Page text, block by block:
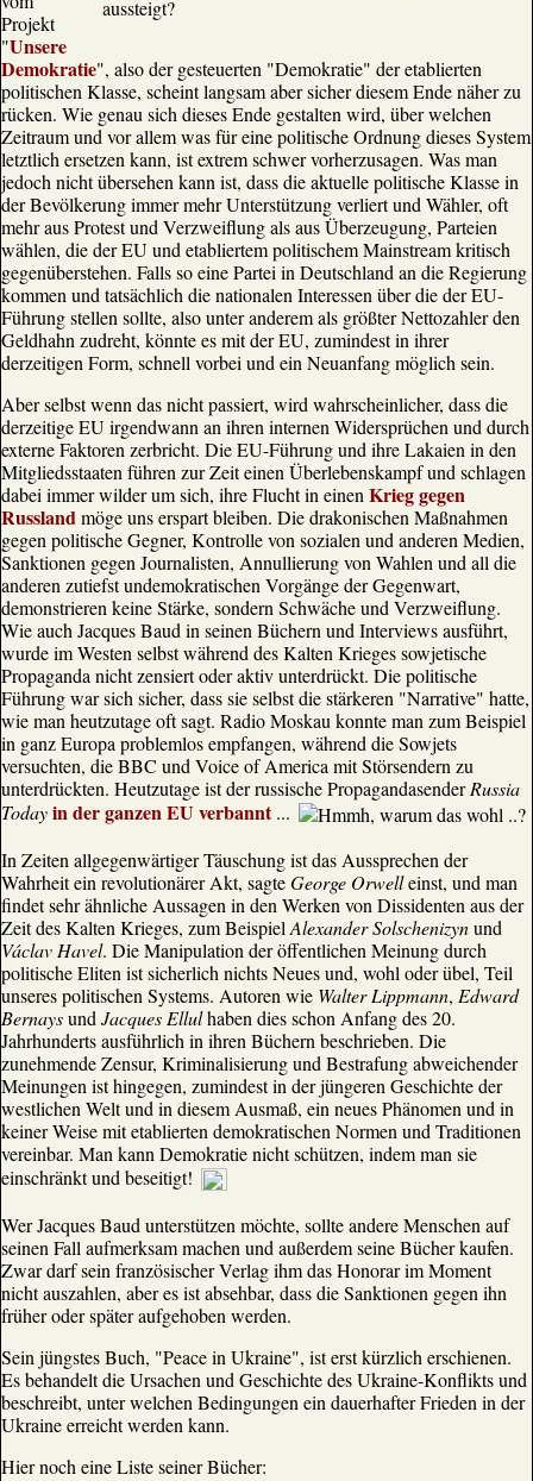
Projekt
"Unsere
Demokratie", also der gesteuerten "Demokratie" der etablierten
politischen Klasse, scheint langsam aber sicher diesem Ende näher zu
rücken. Wie genau sich dieses Ende gestalten wird, über welchen
Zeitraum und vor allem was für eine politische Ordnung dieses System
letztlich ersetzen kann, ist extrem schwer vorherzusagen. Was man
jedoch nicht übersehen kann ist, dass die aktuelle politische Klasse in
der Bevölkerung immer mehr Unterstützung verliert und Wähler, oft
mehr aus Protest und Verzweiflung als aus Überzeugung, Parteien
wählen, die der EU und etabliertem politischem Mainstream kritisch
gegenüberstehen. Falls so eine Partei in Deutschland an die Regierung
kommen und tatsächlich die nationalen Interessen über die der EU-
Führung stellen sollte, also unter anderem als größter Nettozahler den
Geldhahn zudreht, könnte es mit der EU, zumindest in ihrer
derzeitigen Form, schnell vorbei und ein Neuanfang möglich sein.
Aber selbst wenn das nicht passiert, wird wahrscheinlicher, dass die
derzeitige EU irgendwann an ihren internen Widersprüchen und durch
externe Faktoren zerbricht. Die EU-Führung und ihre Lakaien in den
Mitgliedsstaaten führen zur Zeit einen Überlebenskampf und schlagen
dabei immer wilder um sich, ihre Flucht in einen Krieg gegen
Russlandmöge uns erspart bleiben. Die drakonischen Maßnahmen
gegen politische Gegner, Kontrolle von sozialen und anderen Medien,
Sanktionen gegen Journalisten, Annullierung von Wahlen und all die
anderen zutiefst undemokratischen Vorgänge der Gegenwart,
demonstrieren keine Stärke, sondern Schwäche und Verzweiflung.
Wie auch Jacques Baud in seinen Büchern und Interviews ausführt,
wurde im Westen selbst während des Kalten Krieges sowjetische
Propaganda nicht zensiert oder aktiv unterdrückt. Die politische
Führung war sich sicher, dass sie selbst die stärkeren "Narrative" hatte,
wie man heutzutage oft sagt. Radio Moskau konnte man zum Beispiel
in ganz Europa problemlos empfangen, während die Sowjets
versuchten, die BBC und Voice of America mit Störsendern zu
unterdrückten. Heutzutage ist der russische PropagandasenderRussia
Todayin der ganzen EU verbannt...
In Zeiten allgegenwärtiger Täuschung ist das Aussprechen der
Wahrheit ein revolutionärer Akt, sagteGeorge Orwelleinst, und man
findet sehr ähnliche Aussagen in den Werken von Dissidenten aus der
Zeit des Kalten Krieges, zum Beispiel Alexander Solschenizynund
Václav Havel. Die Manipulation der öffentlichen Meinung durch
politische Eliten ist sicherlich nichts Neues und, wohl oder übel, Teil
unseres politischen Systems. Autoren wie Walter Lippmann, Edward
Bernaysund Jacques Ellulhaben dies schon Anfang des 20.
Jahrhunderts ausführlich in ihren Büchern beschrieben. Die
zunehmende Zensur, Kriminalisierung und Bestrafung abweichender
Meinungen ist hingegen, zumindest in der jüngeren Geschichte der
westlichen Welt und in diesem Ausmaß, ein neues Phänomen und in
keiner Weise mit etablierten demokratischen Normen und Traditionen
vereinbar. Man kann Demokratie nicht schützen, indem man sie
einschränkt und beseitigt!
Wer Jacques Baud unterstützen möchte, sollte andere Menschen auf
seinen Fall aufmerksam machen und außerdem seine Bücher kaufen.
Zwar darf sein französischer Verlag ihm das Honorar im Moment
nicht auszahlen, aber es ist absehbar, dass die Sanktionen gegen ihn
früher oder später aufgehoben werden.
Sein jüngstes Buch, "Peace in Ukraine", ist erst kürzlich erschienen.
Es behandelt die Ursachen und Geschichte des Ukraine-Konflikts und
beschreibt, unter welchen Bedingungen ein dauerhafter Frieden in der
Ukraine erreicht werden kann.
Hier noch eine Liste seiner Bücher: